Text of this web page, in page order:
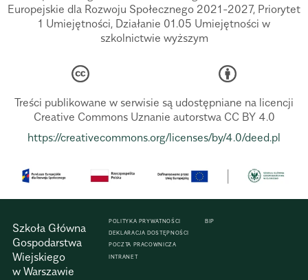
Europejskie dla Rozwoju Społecznego 2021-2027, Priorytet
1 Umiejętności, Działanie 01.05 Umiejętności w
szkolnictwie wyższym
Treści publikowane w serwisie są udostępniane na licencji
Creative Commons Uznanie autorstwa CC BY 4.0
https://creativecommons.org/licenses/by/4.0/deed.pl
Szkoła Główna
Gospodarstwa
Wiejskiego
w Warszawie
POLITYKA PRYWATNOŚCI
DEKLARACJA DOSTĘPNOŚCI
POCZTA PRACOWNICZA
INTRANET
BIP